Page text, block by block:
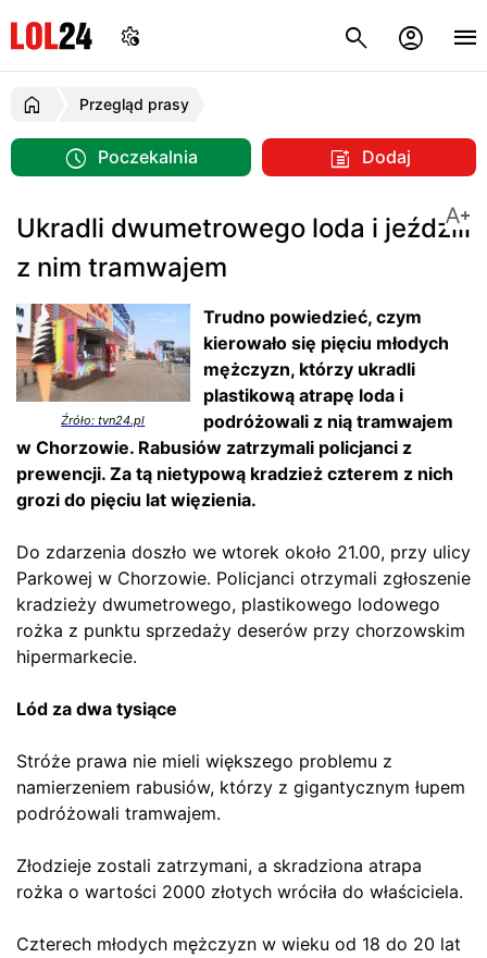
Przegląd prasy
Poczekalnia Dodaj
Ukradli dwumetrowego loda i jeździli
z nim tramwajem
Źróło: tvn24.pl
Trudno powiedzieć, czym
kierowało się pięciu młodych
mężczyzn, którzy ukradli
plastikową atrapę loda i
podróżowali z nią tramwajem
w Chorzowie. Rabusiów zatrzymali policjanci z
prewencji. Za tą nietypową kradzież czterem z nich
grozi do pięciu lat więzienia.
Do zdarzenia doszło we wtorek około 21.00, przy ulicy
Parkowej w Chorzowie. Policjanci otrzymali zgłoszenie
kradzieży dwumetrowego, plastikowego lodowego
rożka z punktu sprzedaży deserów przy chorzowskim
hipermarkecie.
Lód za dwa tysiące
Stróże prawa nie mieli większego problemu z
namierzeniem rabusiów, którzy z gigantycznym łupem
podróżowali tramwajem.
Złodzieje zostali zatrzymani, a skradziona atrapa
rożka o wartości 2000 złotych wróciła do właściciela.
Czterech młodych mężczyzn w wieku od 18 do 20 lat